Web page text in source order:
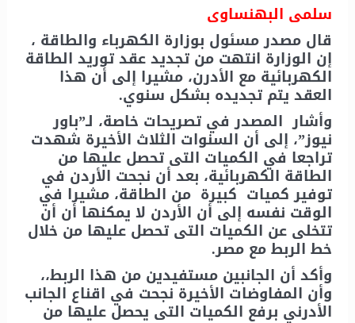
سلمى البهنساوى
قال مصدر مسئول بوزارة الكهرباء والطاقة ،
إن الوزارة انتهت من تجديد عقد توريد الطاقة
الكهربائية مع الأدرن، مشيرا إلى أن هذا
العقد يتم تجديده بشكل سنوي.
وأشار المصدر في تصريحات خاصة، لـ”باور
نيوز”، إلى أن السنوات الثلاث الأخيرة شهدت
تراجعا في الكميات التى تحصل عليها من
الطاقة الكهربائية، بعد أن نجحت الأردن في
توفير كميات كبيرة من الطاقة، مشيرا في
الوقت نفسه إلى أن الأردن لا يمكنها أن أن
تتخلى عن الكميات التى تحصل عليها من خلال
خط الربط مع مصر.
وأكد أن الجانبين مستفيدين من هذا الربط،،
وأن المفاوضات الأخيرة نجحت في اقناع الجانب
الأدرني برفع الكميات التى يحصل عليها من